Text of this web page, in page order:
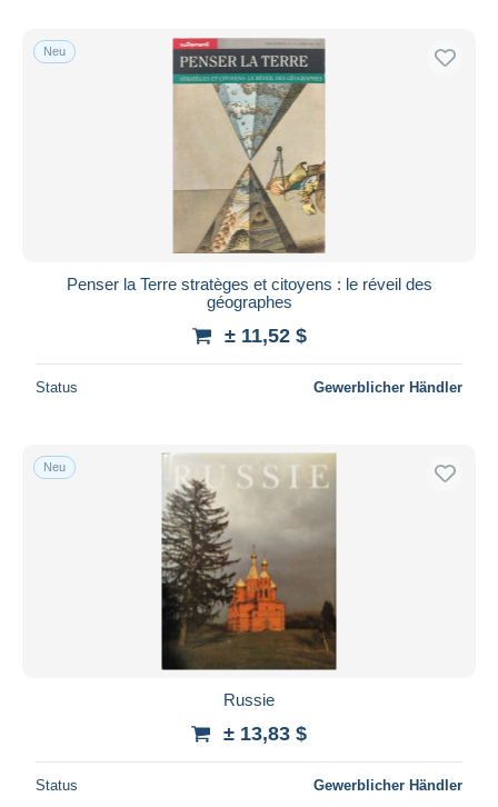
Neu
Penser la Terre stratèges et citoyens : le réveil des
géographes
± 11,52 $
Status Gewerblicher Händler
Neu
Russie
± 13,83 $
Status Gewerblicher Händler